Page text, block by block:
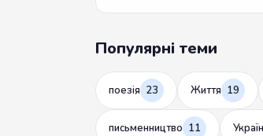
Популярні теми
поезія 23 Життя 19
письменництво 11